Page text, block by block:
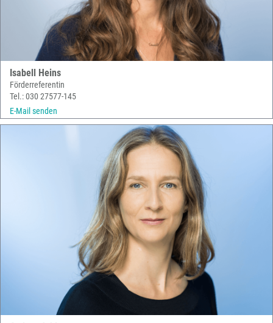
Isabell Heins
Förderreferentin
Tel.: 030 27577-145
E-Mail senden